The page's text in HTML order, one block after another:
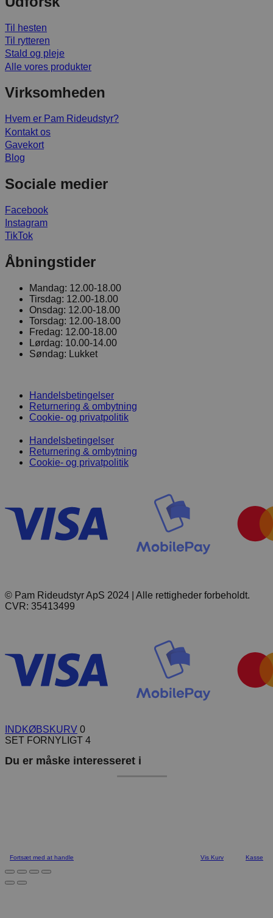
Til hesten
Til rytteren
Stald og pleje
Alle vores produkter
Virksomheden
Hvem er Pam Rideudstyr?
Kontakt os
Gavekort
Blog
Sociale medier
Facebook
Instagram
TikTok
Åbningstider
Mandag: 12.00-18.00
Tirsdag: 12.00-18.00
Onsdag: 12.00-18.00
Torsdag: 12.00-18.00
Fredag: 12.00-18.00
Lørdag: 10.00-14.00
Søndag: Lukket
Handelsbetingelser
Returnering & ombytning
Cookie- og privatpolitik
Handelsbetingelser
Returnering & ombytning
Cookie- og privatpolitik
© Pam Rideudstyr ApS 2024 | Alle rettigheder forbeholdt.
CVR: 35413499
INDKØBSKURV 0
SET FORNYLIGT 4
Du er måske interesseret i
Fortsæt med at handle Vis Kurv Kasse